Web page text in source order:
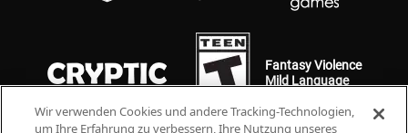
Fantasy Violence
Mild Language
Wir verwenden Cookies und andere Tracking-Technologien,
um Ihre Erfahrung zu verbessern, Ihre Nutzung unseres